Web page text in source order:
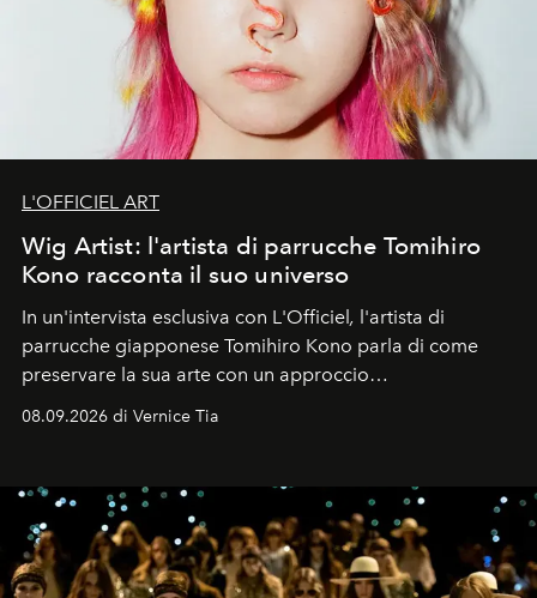
L'OFFICIEL ART
Wig Artist: l'artista di parrucche Tomihiro
Kono racconta il suo universo
In un'intervista esclusiva con L'Officiel, l'artista di
parrucche giapponese Tomihiro Kono parla di come
preservare la sua arte con un approccio
contemporaneo.
08.09.2026 di Vernice Tia